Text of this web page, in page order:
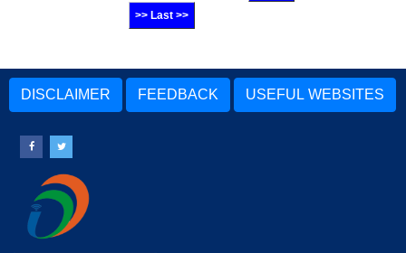
>> Last >>
DISCLAIMER FEEDBACK USEFUL WEBSITES